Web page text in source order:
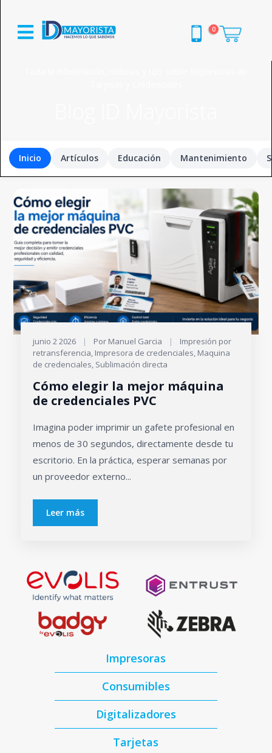
0
Inicio Artículos Educación Mantenimiento
junio 2 2026 | Por Manuel Garcia |
Impresión por
retransferencia Impresora de credenciales Maquina
de credenciales Sublimación directa
Cómo elegir la mejor máquina
de credenciales PVC
Imagina poder imprimir un gafete profesional en
menos de 30 segundos, directamente desde tu
escritorio. En la práctica, esperar semanas por
un proveedor externo...
Leer más
Impresoras
Consumibles
Digitalizadores
Tarjetas